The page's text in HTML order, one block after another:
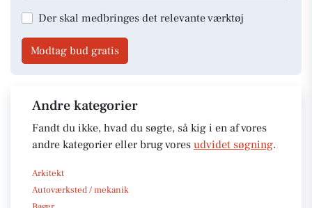
Der skal medbringes det relevante værktøj
Modtag bud gratis
Andre kategorier
Fandt du ikke, hvad du søgte, så kig i en af vores
andre kategorier eller brug vores udvidet søgning.
Arkitekt
Autoværksted / mekanik